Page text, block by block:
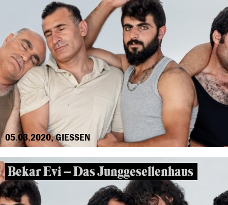
05.03.2020, GIESSEN
Bekar Evi – Das Junggesellenhaus